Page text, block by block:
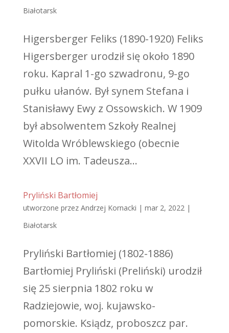
Białotarsk
Higersberger Feliks (1890-1920) Feliks
Higersberger urodził się około 1890
roku. Kapral 1-go szwadronu, 9-go
pułku ułanów. Był synem Stefana i
Stanisławy Ewy z Ossowskich. W 1909
był absolwentem Szkoły Realnej
Witolda Wróblewskiego (obecnie
XXVII LO im. Tadeusza...
Pryliński Bartłomiej
utworzone przez Andrzej Kornacki | mar 2, 2022|
Białotarsk
Pryliński Bartłomiej (1802-1886)
Bartłomiej Pryliński (Preliński) urodził
się 25 sierpnia 1802 roku w
Radziejowie, woj. kujawsko-
pomorskie. Ksiądz, proboszcz par.